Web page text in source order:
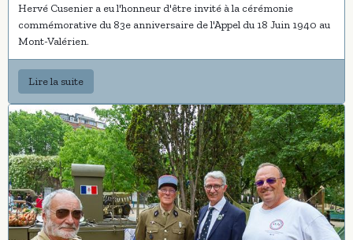
Hervé Cusenier a eu l'honneur d'être invité à la cérémonie
commémorative du 83e anniversaire de l'Appel du 18 Juin 1940 au
Mont-Valérien.
Lire la suite